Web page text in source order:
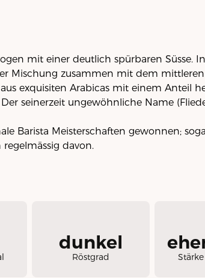
mit einer deutlich spürbaren Süsse.
Mischung zusammen mit dem
exquisiten Arabicas mit einem Anteil
seinerzeit ungewöhnliche Name
Barista Meisterschaften gewonnen;
davon.
dunkel
Röstgrad